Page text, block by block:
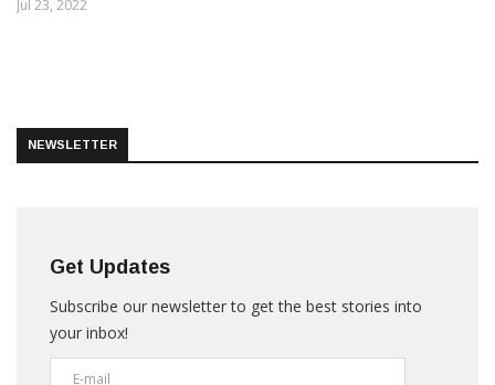
Jul 23, 2022
NEWSLETTER
Get Updates
Subscribe our newsletter to get the best stories into
your inbox!